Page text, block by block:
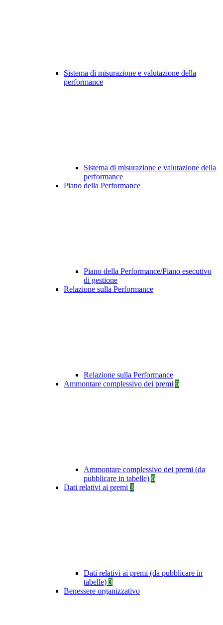
Sistema di misurazione e valutazione della
performance
Sistema di misurazione e valutazione della
performance
Piano della Performance
Piano della Performance/Piano esecutivo
di gestione
Relazione sulla Performance
Relazione sulla Performance
Ammontare complessivo dei premi 6
Ammontare complessivo dei premi (da
pubblicare in tabelle) 6
Dati relativi ai premi 3
Dati relativi ai premi (da pubblicare in
tabelle) 3
Benessere organizzativo